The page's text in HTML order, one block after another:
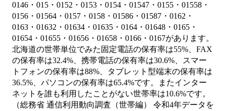
0146・015・0152・0153・0154・01547・0155・01558・
0156・01564・0157・0158・01586・01587・0162・
0163・01632・01634・01635・0164・01648・0165・
01654・01655・01656・01658・0166・0167があります。
北海道の世帯単位でみた固定電話の保有率は55%、FAX
の保有率は32.4%、携帯電話の保有率は30.6%、スマー
トフォンの保有率は88%、タブレット型端末の保有率は
36.5%、パソコンの保有率は65.4%です。またインター
ネットを誰も利用したことがない世帯率は10.6%です。
（総務省 通信利用動向調査（世帯編） 令和4年データを